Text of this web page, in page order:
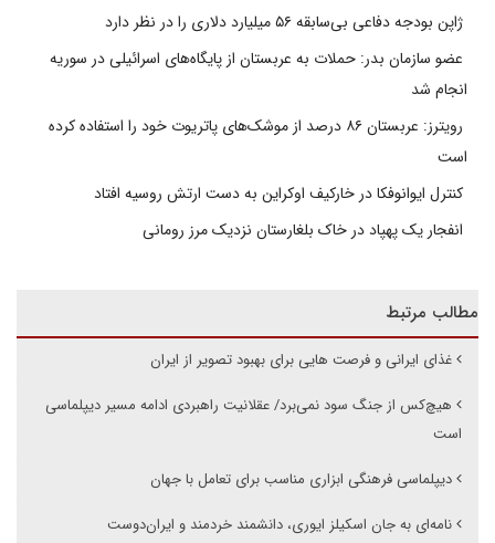
ژاپن بودجه دفاعی بی‌سابقه ۵۶ میلیارد دلاری را در نظر دارد
عضو سازمان بدر: حملات به عربستان از پایگاه‌های اسرائیلی در سوریه
انجام شد
رویترز: عربستان ۸۶ درصد از موشک‌های پاتریوت خود را استفاده کرده
است
کنترل ایوانوفکا در خارکیف اوکراین به دست ارتش روسیه افتاد
انفجار یک پهپاد در خاک بلغارستان نزدیک مرز رومانی
مطالب مرتبط
غذای ایرانی و فرصت هایی برای بهبود تصویر از ایران
هیچ‌کس از جنگ سود نمی‌برد/ عقلانیت راهبردی ادامه مسیر دیپلماسی
است
دیپلماسی فرهنگی ابزاری مناسب برای تعامل با جهان
نامه‌ای به جان اسکیلز ایوری، دانشمند خردمند و ایران‌دوست